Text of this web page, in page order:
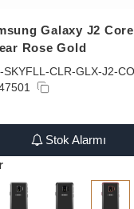
Galaxy J2 Core
Rose Gold
SKYFLL-CLR-GLX-J2-
Stok Alarmı